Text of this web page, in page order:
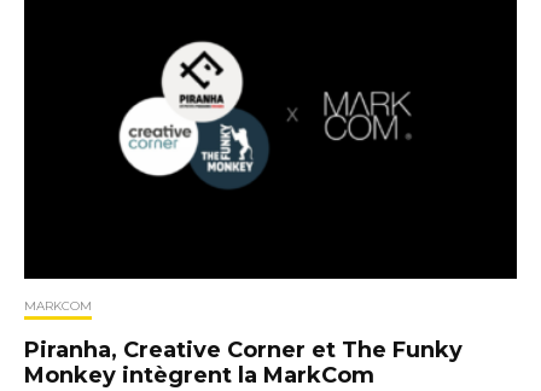
MARKCOM
Piranha, Creative Corner et The Funky
Monkey intègrent la MarkCom